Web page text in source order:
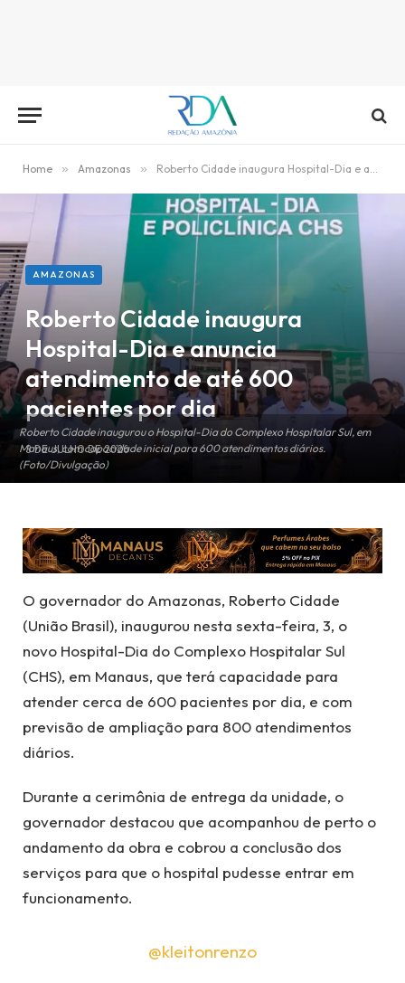
Home » Amazonas » Roberto Cidade inaugura Hospital-Dia e anuncia atendimento de até 600 pacientes por dia
Roberto Cidade inaugurou o Hospital-Dia do Complexo Hospitalar Sul, em
Manaus, com capacidade inicial para 600 atendimentos diários.
(Foto/Divulgação)
AMAZONAS
Roberto Cidade inaugura
Hospital-Dia e anuncia
atendimento de até 600
pacientes por dia
3 DE JULHO DE 2026
O governador do Amazonas, Roberto Cidade
(União Brasil), inaugurou nesta sexta-feira, 3, o
novo Hospital-Dia do Complexo Hospitalar Sul
(CHS), em Manaus, que terá capacidade para
atender cerca de 600 pacientes por dia, e com
previsão de ampliação para 800 atendimentos
diários.
Durante a cerimônia de entrega da unidade, o
governador destacou que acompanhou de perto o
andamento da obra e cobrou a conclusão dos
serviços para que o hospital pudesse entrar em
funcionamento.
@kleitonrenzo